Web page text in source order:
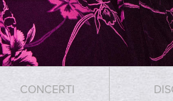
CONCERTI